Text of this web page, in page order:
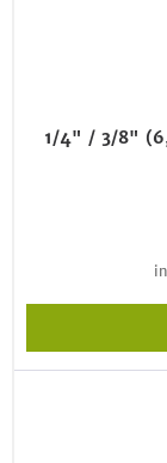
1/4" / 3/8"